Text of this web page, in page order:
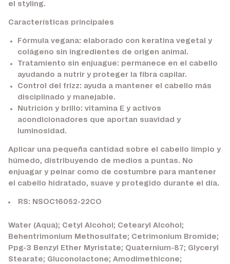
el styling.
Características principales
Fórmula vegana: elaborado con keratina vegetal y
colágeno sin ingredientes de origen animal.
Tratamiento sin enjuague: permanece en el cabello
ayudando a nutrir y proteger la fibra capilar.
Control del frizz: ayuda a mantener el cabello más
disciplinado y manejable.
Nutrición y brillo: vitamina E y activos
acondicionadores que aportan suavidad y
luminosidad.
Aplicar una pequeña cantidad sobre el cabello limpio y
húmedo, distribuyendo de medios a puntas. No
enjuagar y peinar como de costumbre para mantener
el cabello hidratado, suave y protegido durante el día.
RS: NSOC16052-22CO
Water (Aqua); Cetyl Alcohol; Cetearyl Alcohol;
Behentrimonium Methosulfate; Cetrimonium Bromide;
Ppg-3 Benzyl Ether Myristate; Quaternium-87; Glyceryl
Stearate; Gluconolactone; Amodimethicone;